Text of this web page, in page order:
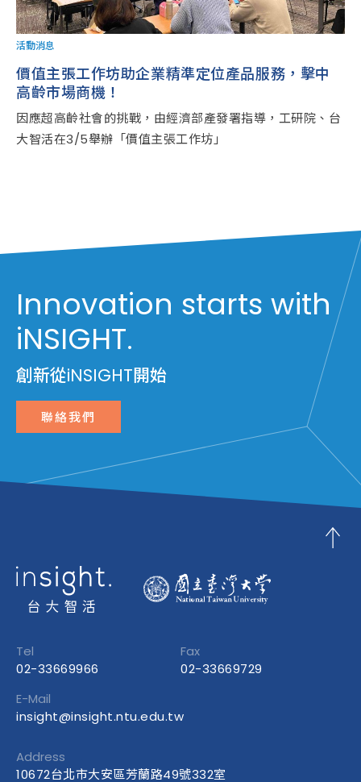
活動消息
價值主張工作坊助企業精準定位產品服務，擊中
高齡市場商機！
因應超高齡社會的挑戰，由經濟部產發署指導，工研院、台
大智活在3/5舉辦「價值主張工作坊」
Innovation starts with
iNSIGHT.
創新從iNSIGHT開始
聯絡我們
Tel
02-33669966
Fax
02-33669729
E-Mail
insight@insight.ntu.edu.tw
Address
10672台北市大安區芳蘭路49號332室